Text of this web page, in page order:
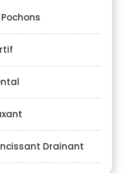
Drainant